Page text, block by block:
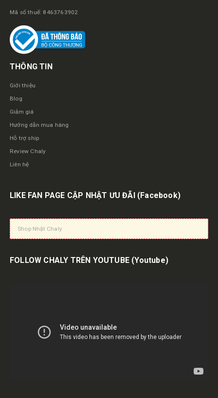
Mã số thuế: 8463763902
THÔNG TIN
Giới thiệu
Blog
Giảm giá
Hướng dẫn mua hàng
Hỗ trợ ship
Review Chaly
Liên hệ
LIKE FAN PAGE CẬP NHẬT ƯU ĐÃI (Facebook)
Shop Nhật Chaly
FOLLOW CHALY TRÊN YOUTUBE (Youtube)